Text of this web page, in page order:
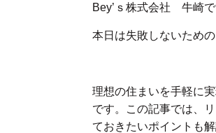
Bey’ｓ株式会社 牛崎で
本日は失敗しないため
理想の住まいを手軽に
です。この記事では、
ておきたいポイントも